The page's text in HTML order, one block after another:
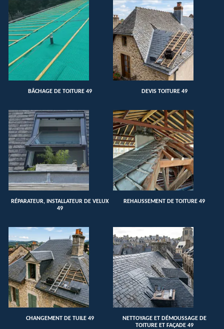
BÂCHAGE DE TOITURE 49 DEVIS TOITURE 49
RÉPARATEUR, INSTALLATEUR DE VELUX
49
REHAUSSEMENT DE TOITURE 49
CHANGEMENT DE TUILE 49
NETTOYAGE ET DÉMOUSSAGE DE
TOITURE ET FAÇADE 49